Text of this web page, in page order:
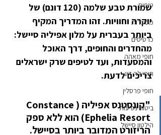
טיפים
מסעדות
כרטיסים
חופי מאהה
חופי לה דיג
חופי פרסלין
ביטוח נסיעות
הילטון סיישל
שמורת טבע שלמה (120 דונם) של
יוקרה וחוויות. זהו המדריך המקיף
ביותר בעברית על מלון אפיליה סיישל:
מהחדרים והחופים, דרך האוכל
והמסעדות, ועד לטיפים שרק ישראלים
צריכים לדעת.
"קונסטנס אפיליה (Constance
Ephelia Resort) הוא ללא ספק
הריזורט המדובר ביותר בסיישל.